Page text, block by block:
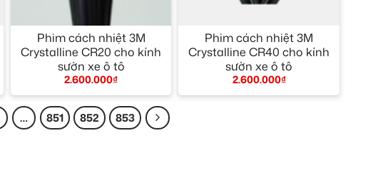
Phim cách nhiệt 3M
Crystalline CR20 cho kính
sườn xe ô tô
2.600.000₫
Phim cách nhiệt 3M
Crystalline CR40 cho kính
sườn xe ô tô
2.600.000₫
… 851 852 853